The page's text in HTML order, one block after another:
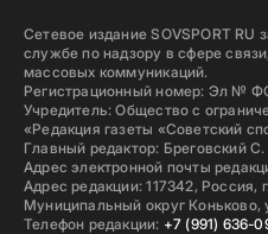
Сетевое издание SOVSPORT RU
службе по надзору в сфере
массовых коммуникаций.
Регистрационный номер: Эл №
Учредитель: Общество с
«Редакция газеты «Советский
Главный редактор: Бреговский
Адрес электронной почты
Адрес редакции: 117342, Россия,
Муниципальный округ Коньково,
Телефон редакции: +7 (991) 636-